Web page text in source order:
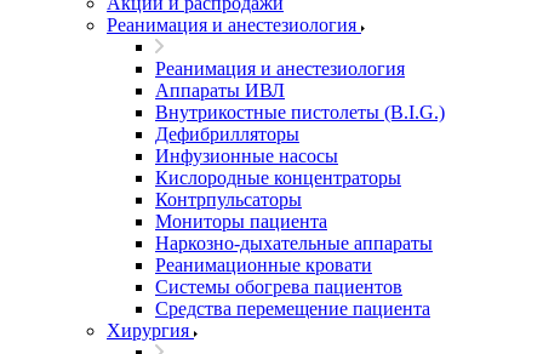
Реанимация и анестезиология
Реанимация и анестезиология
Аппараты ИВЛ
Внутрикостные пистолеты (B.I.G.)
Дефибрилляторы
Инфузионные насосы
Кислородные концентраторы
Контрпульсаторы
Мониторы пациента
Наркозно-дыхательные аппараты
Реанимационные кровати
Системы обогрева пациентов
Средства перемещение пациента
Хирургия